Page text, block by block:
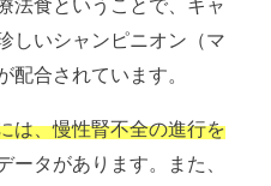
法食ということで、キャ
しいシャンピニオン（マ
配合されています。
は、慢性腎不全の進行を
ータがあります。また、